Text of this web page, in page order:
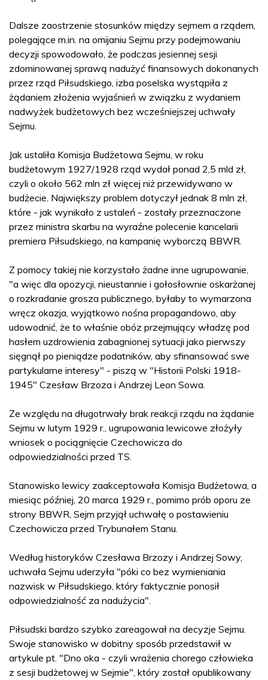
Dalsze zaostrzenie stosunków między sejmem a rządem,
polegające m.in. na omijaniu Sejmu przy podejmowaniu
decyzji spowodowało, że podczas jesiennej sesji
zdominowanej sprawą nadużyć finansowych dokonanych
przez rząd Piłsudskiego, izba poselska wystąpiła z
żądaniem złożenia wyjaśnień w związku z wydaniem
nadwyżek budżetowych bez wcześniejszej uchwały
Sejmu.
Jak ustaliła Komisja Budżetowa Sejmu, w roku
budżetowym 1927/1928 rząd wydał ponad 2,5 mld zł,
czyli o około 562 mln zł więcej niż przewidywano w
budżecie. Największy problem dotyczył jednak 8 mln zł,
które - jak wynikało z ustaleń - zostały przeznaczone
przez ministra skarbu na wyraźne polecenie kancelarii
premiera Piłsudskiego, na kampanię wyborczą BBWR.
Z pomocy takiej nie korzystało żadne inne ugrupowanie,
"a więc dla opozycji, nieustannie i gołosłownie oskarżanej
o rozkradanie grosza publicznego, byłaby to wymarzona
wręcz okazja, wyjątkowo nośna propagandowo, aby
udowodnić, że to właśnie obóz przejmujący władzę pod
hasłem uzdrowienia zabagnionej sytuacji jako pierwszy
sięgnął po pieniądze podatników, aby sfinansować swe
partykularne interesy" - piszą w "Historii Polski 1918-
1945" Czesław Brzoza i Andrzej Leon Sowa.
Ze względu na długotrwały brak reakcji rządu na żądanie
Sejmu w lutym 1929 r., ugrupowania lewicowe złożyły
wniosek o pociągnięcie Czechowicza do
odpowiedzialności przed TS.
Stanowisko lewicy zaakceptowała Komisja Budżetowa, a
miesiąc później, 20 marca 1929 r., pomimo prób oporu ze
strony BBWR, Sejm przyjął uchwałę o postawieniu
Czechowicza przed Trybunałem Stanu.
Według historyków Czesława Brzozy i Andrzej Sowy,
uchwała Sejmu uderzyła "póki co bez wymieniania
nazwisk w Piłsudskiego, który faktycznie ponosił
odpowiedzialność za nadużycia".
Piłsudski bardzo szybko zareagował na decyzje Sejmu.
Swoje stanowisko w dobitny sposób przedstawił w
artykule pt. "Dno oka - czyli wrażenia chorego człowieka
z sesji budżetowej w Sejmie", który został opublikowany